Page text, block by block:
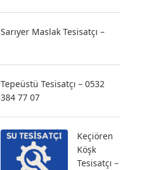
Sarıyer Maslak Tesisatçı –
Tepeüstü Tesisatçı – 0532
384 77 07
Keçiören
Köşk
Tesisatçı –